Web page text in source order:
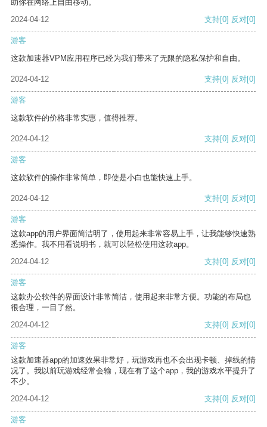
助你在网络上自由移动。
2024-04-12
支持[0] 反对[0]
游客
这款加速器VPM应用程序已经为我们带来了无限的隐私保护和自由。
2024-04-12 支持[0] 反对[0]
游客
这款软件的价格非常实惠，值得推荐。
2024-04-12 支持[0] 反对[0]
游客
这款软件的操作非常简单，即使是小白也能快速上手。
2024-04-12 支持[0] 反对[0]
游客
这款app的用户界面简洁明了，使用起来非常容易上手，让我能够快速熟
悉操作。我不用看说明书，就可以轻松使用这款app。
2024-04-12
支持[0] 反对[0]
游客
这款办公软件的界面设计非常简洁，使用起来非常方便。功能的布局也
很合理，一目了然。
2024-04-12
支持[0] 反对[0]
游客
这款加速器app的加速效果非常好，玩游戏再也不会出现卡顿、掉线的情
况了。我以前玩游戏经常会输，现在有了这个app，我的游戏水平提升了
不少。
2024-04-12
支持[0] 反对[0]
游客